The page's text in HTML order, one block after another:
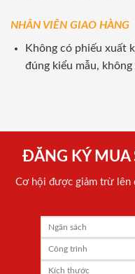
NHÂN VIÊN GIAO HÀNG
Không có phiếu xuất
đúng kiểu mẫu,
ĐĂNG KÝ MUA
Cơ hội được giảm trừ lên